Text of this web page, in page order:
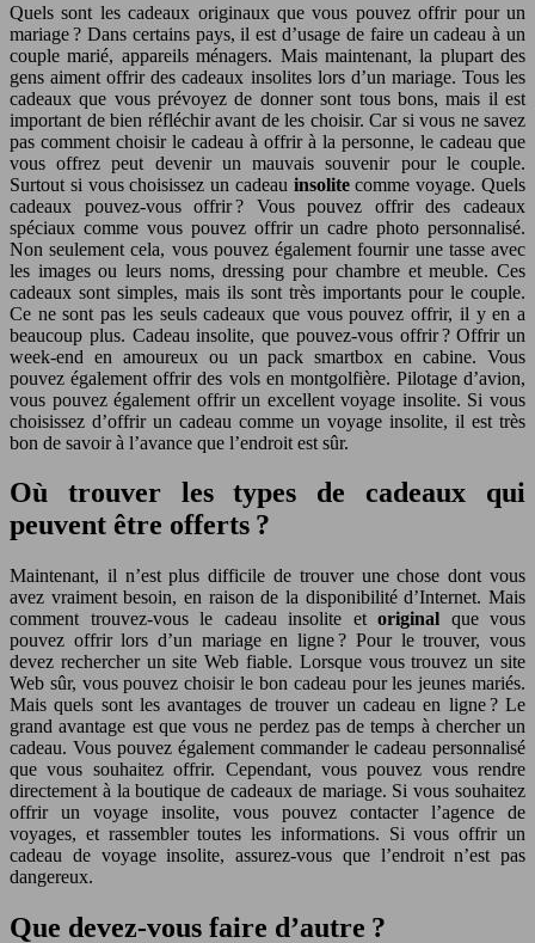
Quels sont les cadeaux originaux que vous pouvez offrir pour un
mariage ? Dans certains pays, il est d’usage de faire un cadeau à un
couple marié, appareils ménagers. Mais maintenant, la plupart des
gens aiment offrir des cadeaux insolites lors d’un mariage. Tous les
cadeaux que vous prévoyez de donner sont tous bons, mais il est
important de bien réfléchir avant de les choisir. Car si vous ne savez
pas comment choisir le cadeau à offrir à la personne, le cadeau que
vous offrez peut devenir un mauvais souvenir pour le couple.
Surtout si vous choisissez un cadeau insolitecomme voyage. Quels
cadeaux pouvez-vous offrir ? Vous pouvez offrir des cadeaux
spéciaux comme vous pouvez offrir un cadre photo personnalisé.
Non seulement cela, vous pouvez également fournir une tasse avec
les images ou leurs noms, dressing pour chambre et meuble. Ces
cadeaux sont simples, mais ils sont très importants pour le couple.
Ce ne sont pas les seuls cadeaux que vous pouvez offrir, il y en a
beaucoup plus. Cadeau insolite, que pouvez-vous offrir ? Offrir un
week-end en amoureux ou un pack smartbox en cabine. Vous
pouvez également offrir des vols en montgolfière. Pilotage d’avion,
vous pouvez également offrir un excellent voyage insolite. Si vous
choisissez d’offrir un cadeau comme un voyage insolite, il est très
bon de savoir à l’avance que l’endroit est sûr.
Où trouver les types de cadeaux qui
peuvent être offerts ?
Maintenant, il n’est plus difficile de trouver une chose dont vous
avez vraiment besoin, en raison de la disponibilité d’Internet. Mais
comment trouvez-vous le cadeau insolite et original que vous
pouvez offrir lors d’un mariage en ligne ? Pour le trouver, vous
devez rechercher un site Web fiable. Lorsque vous trouvez un site
Web sûr, vous pouvez choisir le bon cadeau pour les jeunes mariés.
Mais quels sont les avantages de trouver un cadeau en ligne ? Le
grand avantage est que vous ne perdez pas de temps à chercher un
cadeau. Vous pouvez également commander le cadeau personnalisé
que vous souhaitez offrir. Cependant, vous pouvez vous rendre
directement à la boutique de cadeaux de mariage. Si vous souhaitez
offrir un voyage insolite, vous pouvez contacter l’agence de
voyages, et rassembler toutes les informations. Si vous offrir un
cadeau de voyage insolite, assurez-vous que l’endroit n’est pas
dangereux.
Que devez-vous faire d’autre ?